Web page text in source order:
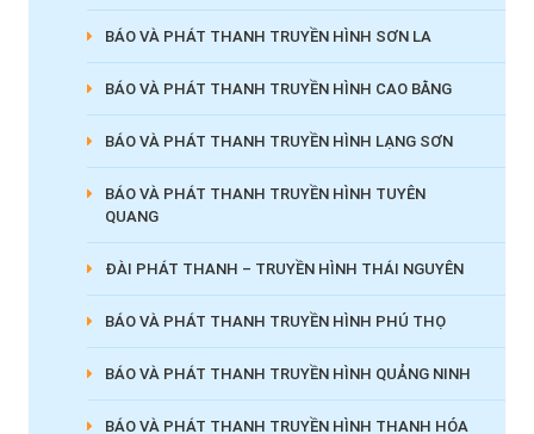
BÁO VÀ PHÁT THANH TRUYỀN HÌNH SƠN LA
BÁO VÀ PHÁT THANH TRUYỀN HÌNH CAO BẰNG
BÁO VÀ PHÁT THANH TRUYỀN HÌNH LẠNG SƠN
BÁO VÀ PHÁT THANH TRUYỀN HÌNH TUYÊN
QUANG
ĐÀI PHÁT THANH – TRUYỀN HÌNH THÁI NGUYÊN
BÁO VÀ PHÁT THANH TRUYỀN HÌNH PHÚ THỌ
BÁO VÀ PHÁT THANH TRUYỀN HÌNH QUẢNG NINH
BÁO VÀ PHÁT THANH TRUYỀN HÌNH THANH HÓA